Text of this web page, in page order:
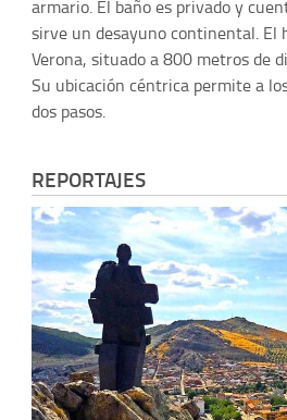
armario. El baño es privado y
sirve un desayuno continental. El
Verona, situado a 800 metros de
Su ubicación céntrica permite a
dos pasos.
REPORTAJES